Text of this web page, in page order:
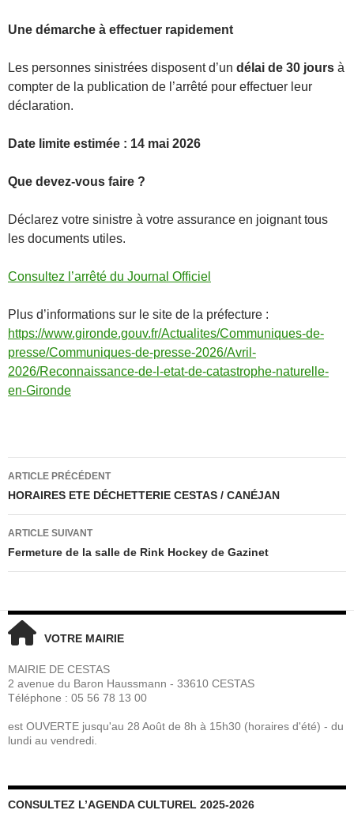
Une démarche à effectuer rapidement
Les personnes sinistrées disposent d’un délai de 30 jours à
compter de la publication de l’arrêté pour effectuer leur
déclaration.
Date limite estimée : 14 mai 2026
Que devez-vous faire ?
Déclarez votre sinistre à votre assurance en joignant tous
les documents utiles.
Consultez l’arrêté du Journal Officiel
Plus d’informations sur le site de la préfecture :
https://www.gironde.gouv.fr/Actualites/Communiques-de-
presse/Communiques-de-presse-2026/Avril-
2026/Reconnaissance-de-l-etat-de-catastrophe-naturelle-
en-Gironde
Navigation
articles
ARTICLE PRÉCÉDENT
HORAIRES ETE DÉCHETTERIE CESTAS / CANÉJAN
ARTICLE SUIVANT
Fermeture de la salle de Rink Hockey de Gazinet
VOTRE MAIRIE
MAIRIE DE CESTAS
2 avenue du Baron Haussmann - 33610 CESTAS
Téléphone : 05 56 78 13 00
est OUVERTE jusqu'au 28 Août de 8h à 15h30 (horaires d'été) - du
lundi au vendredi.
CONSULTEZ L’AGENDA CULTUREL 2025-2026